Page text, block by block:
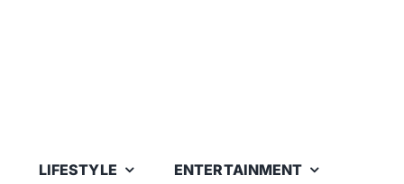
LIFESTYLE ENTERTAINMENT